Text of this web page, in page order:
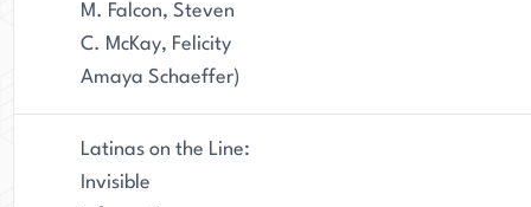
M. Falcon, Steven
C. McKay, Felicity
Amaya Schaeffer)
Latinas on the Line:
Invisible